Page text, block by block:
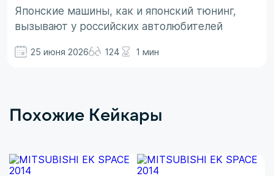
Японские машины, как и японский тюнинг,
вызывают у российских автолюбителей
просто ассоциируются с вполне понятными
Здесь больше доминирует чувство безумного
25 июня 2026 124 1 мин
Похожие Кейкары